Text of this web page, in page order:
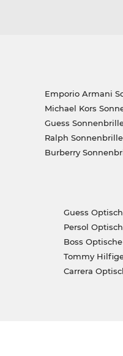
Emporio Armani
Michael Kors
Guess
Ralph
Burberry
Guess
Persol
Boss
Tommy
Carrera